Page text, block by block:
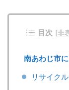
目次 [非
南あわじ市
リサイク